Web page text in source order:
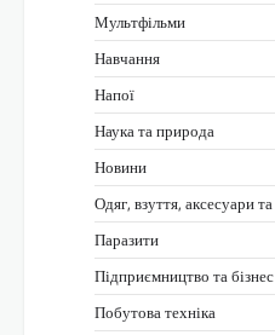
Мультфільми
Навчання
Напої
Наука та природа
Новини
Одяг, взуття, аксесуари
Паразити
Підприємництво та бізнес
Побутова техніка